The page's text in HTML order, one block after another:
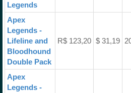
Legends
Apex
Legends -
Lifeline and
Bloodhound
Double Pack
R$ 123,20 $ 31,19
Apex
Legends -